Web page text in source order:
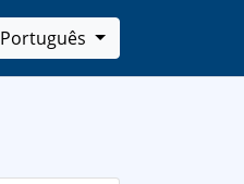
Português